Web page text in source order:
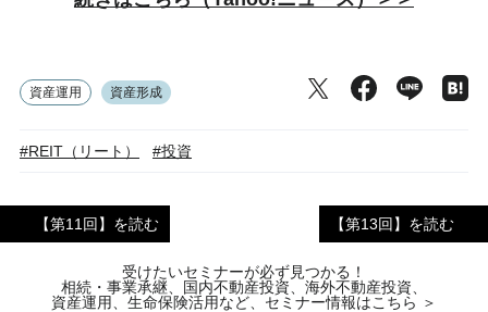
資産運用 資産形成
#REIT（リート） #投資
【第11回】を読む 【第13回】を読む
受けたいセミナーが必ず見つかる！
相続・事業承継、国内不動産投資、海外不動産投資、
資産運用、生命保険活用など、セミナー情報はこちら ＞